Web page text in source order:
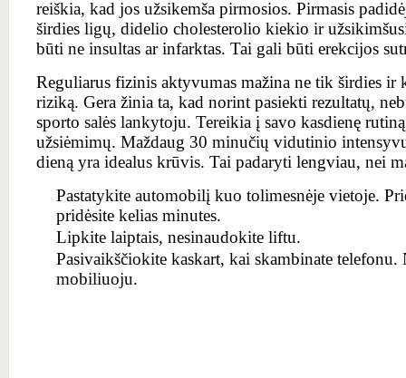
reiškia, kad jos užsikemša pirmosios. Pirmasis
širdies ligų, didelio cholesterolio kiekio ir
būti ne insultas ar infarktas. Tai gali būti erekcijos
Reguliarus fizinis aktyvumas mažina ne tik širdies
riziką. Gera žinia ta, kad norint pasiekti rezultatų,
sporto salės lankytoju. Tereikia į savo kasdienę
užsiėmimų. Maždaug 30 minučių vidutinio
dieną yra idealus krūvis. Tai padaryti lengviau, nei
Pastatykite automobilį kuo tolimesnėje vietoje.
pridėsite kelias minutes.
Lipkite laiptais, nesinaudokite liftu.
Pasivaikščiokite kaskart, kai skambinate
mobiliuoju.